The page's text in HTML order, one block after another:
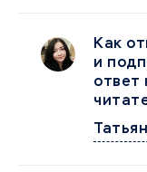
Как
и
ответ